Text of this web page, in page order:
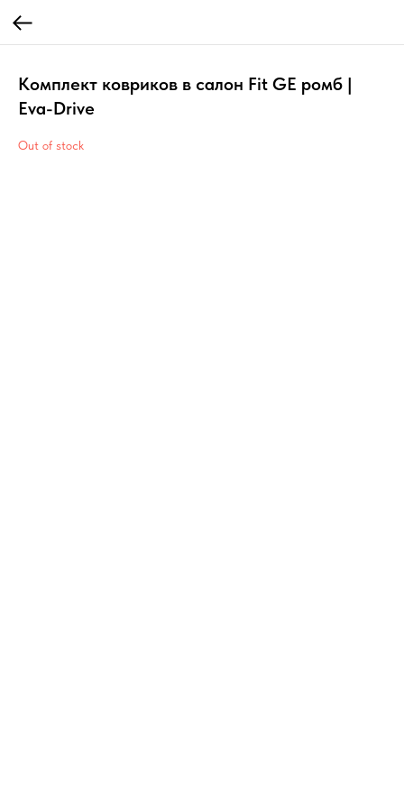
Комплект ковриков в салон Fit GE ромб |
Eva-Drive
Out of stock